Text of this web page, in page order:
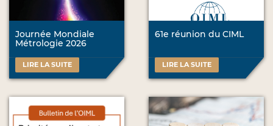
Journée Mondiale
Métrologie 2026
LIRE LA SUITE
61e réunion du CIML
LIRE LA SUITE